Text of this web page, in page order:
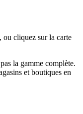
ou cliquez sur la carte
la gamme complète.
et boutiques en